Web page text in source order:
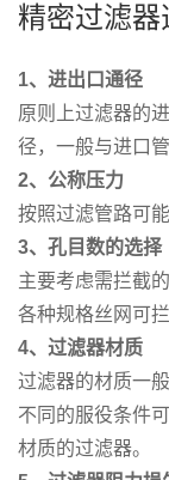
精密过滤器
1、进出口通径
原则上过滤器的
径，一般与进口
2、公称压力
按照过滤管路可
3、孔目数的选择
主要考虑需拦截
各种规格丝网可
4、过滤器材质
过滤器的材质一
不同的服役条件
材质的过滤器。